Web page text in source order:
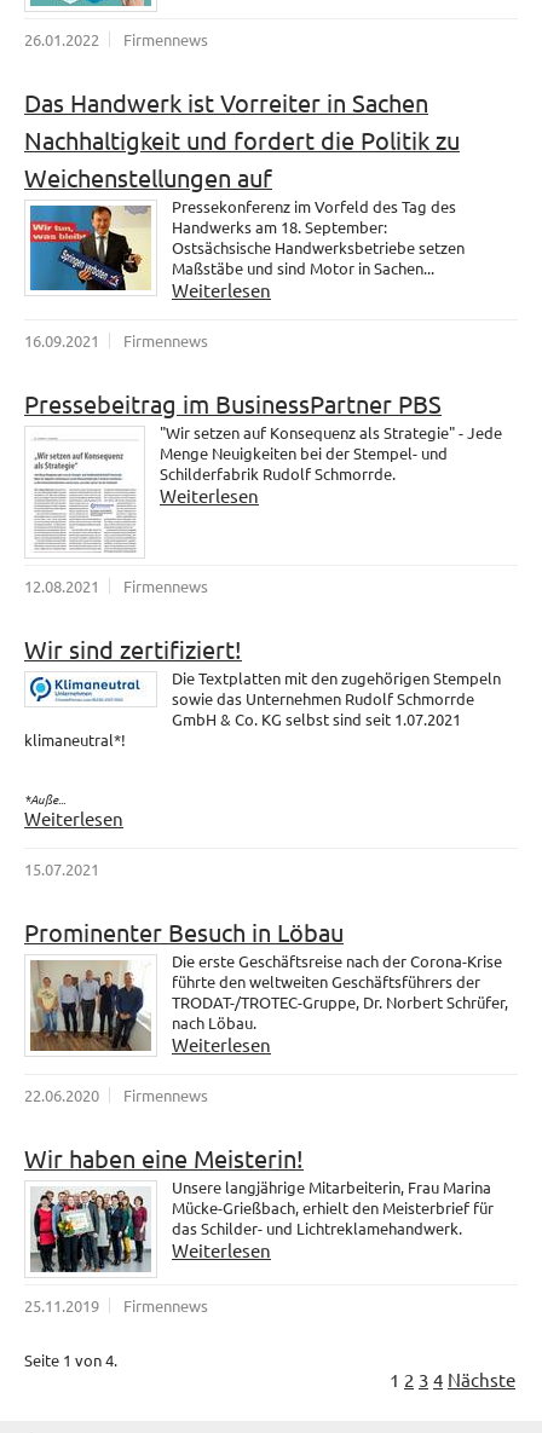
26.01.2022 Firmennews
Das Handwerk ist Vorreiter in Sachen
Nachhaltigkeit und fordert die Politik zu
Weichenstellungen auf
Pressekonferenz im Vorfeld des Tag des
Handwerks am 18. September:
Ostsächsische Handwerksbetriebe setzen
Maßstäbe und sind Motor in Sachen...
Weiterlesen
16.09.2021 Firmennews
Pressebeitrag im BusinessPartner PBS
"Wir setzen auf Konsequenz als Strategie" - Jede
Menge Neuigkeiten bei der Stempel- und
Schilderfabrik Rudolf Schmorrde.
Weiterlesen
12.08.2021 Firmennews
Wir sind zertifiziert!
Die Textplatten mit den zugehörigen Stempeln
sowie das Unternehmen Rudolf Schmorrde
GmbH & Co. KG selbst sind seit 1.07.2021
klimaneutral*!
*Auße...
Weiterlesen
15.07.2021
Prominenter Besuch in Löbau
Die erste Geschäftsreise nach der Corona-Krise
führte den weltweiten Geschäftsführers der
TRODAT-/TROTEC-Gruppe, Dr. Norbert Schrüfer,
nach Löbau.
Weiterlesen
22.06.2020 Firmennews
Wir haben eine Meisterin!
Unsere langjährige Mitarbeiterin, Frau Marina
Mücke-Grießbach, erhielt den Meisterbrief für
das Schilder- und Lichtreklamehandwerk.
Weiterlesen
25.11.2019 Firmennews
Seite 1 von 4.
1 2 3 4 Nächste